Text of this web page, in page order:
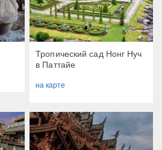
Тропический сад Нонг Нуч
в Паттайе
на карте